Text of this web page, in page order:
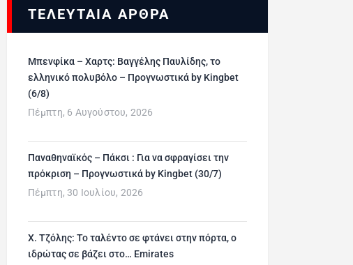
ΤΕΛΕΥΤΑΙΑ ΑΡΘΡΑ
Μπενφίκα – Χαρτς: Βαγγέλης Παυλίδης, το
ελληνικό πολυβόλο – Προγνωστικά by Kingbet
(6/8)
Πέμπτη, 6 Αυγούστου, 2026
Παναθηναϊκός – Πάκσι : Για να σφραγίσει την
πρόκριση – Προγνωστικά by Kingbet (30/7)
Πέμπτη, 30 Ιουλίου, 2026
Χ. Τζόλης: Το ταλέντο σε φτάνει στην πόρτα, ο
ιδρώτας σε βάζει στο… Emirates